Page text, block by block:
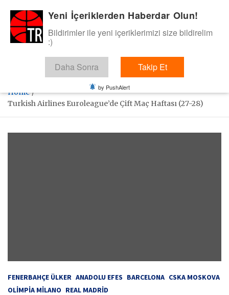
content
BasketTR
Sol dip çizgiden bir basket de bizden gelsin dedik.
Home
Turkish Airlines Euroleague’de Çift Maç Haftası (27-28)
FENERBAHÇE ÜLKER ANADOLU EFES BARCELONA CSKA MOSKOVA
OLIMPIA MILANO REAL MADRID
Yeni İçeriklerden Haberdar Olun!
Bildirimler ile yeni içeriklerimizi size bildirelim
:)
Daha Sonra Takip Et
by PushAlert